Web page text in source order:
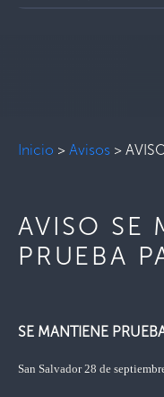
Inicio > Avisos >
AVISO SE
PRUEBA
SE MANTIENE
San Salvador 28 de